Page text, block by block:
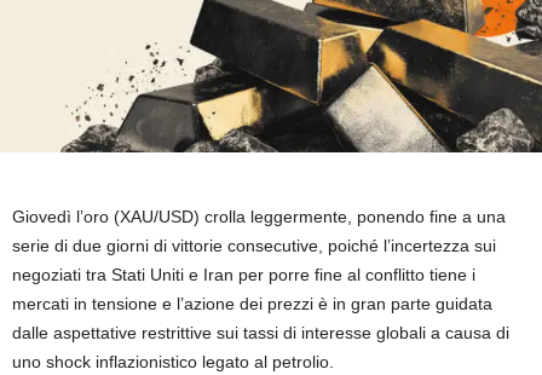
Giovedì l’oro (XAU/USD) crolla leggermente, ponendo fine a una
serie di due giorni di vittorie consecutive, poiché l’incertezza sui
negoziati tra Stati Uniti e Iran per porre fine al conflitto tiene i
mercati in tensione e l’azione dei prezzi è in gran parte guidata
dalle aspettative restrittive sui tassi di interesse globali a causa di
uno shock inflazionistico legato al petrolio.